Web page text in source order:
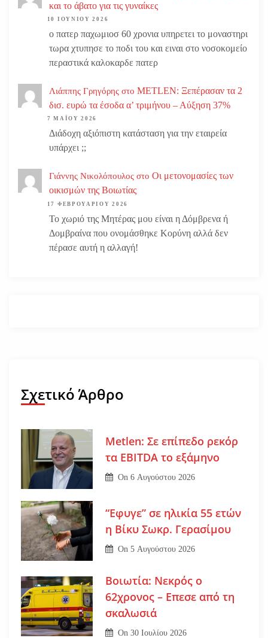
και το άβατο για τις γυναίκες
10 ΙΟΥΝΊΟΥ 2026
ο πατερ παχωμιοσ 60 χρονια υπηρετει το μοναστηρι
τωρα χτυπησε το ποδι του και ειναι στο νοσοκομείο
περαστικά καλοκαρδε πατερ
Λιάππης Γρηγόρης στο METLEN: Ξεπέρασαν τα 2
δισ. ευρώ τα έσοδα α’ τριμήνου – Αύξηση 37%
7 ΜΑΪ́ΟΥ 2026
Διάδοχη αξιόπιστη κατάσταση για την εταιρεία
υπάρχει ;;
Γιάννης Νικολόπουλος στο Οι μετονομασίες των
οικισμών της Βοιωτίας
17 ΦΕΒΡΟΥΑΡΊΟΥ 2026
Το χωριό της Μητέρας μου είναι η Δόμβρενα ή
Δομβραίνα που ονομάσθηκε Κορύνη αλλά δεν
πέρασε αυτή η αλλαγή!
Σχετικό Άρθρο
Metlen: Σε επίπεδο ρεκόρ
τα EBITDA το εξάμηνο
On6 Αυγούστου 2026
“Εφυγε” σε ηλικία 55 ετών
η Βίκυ Σωκρ. Γερασίμου
On5 Αυγούστου 2026
Βοιωτία: Νεκρός ο
62χρονος – Επεσε από τη
σκαλωσιά
On30 Ιουλίου 2026